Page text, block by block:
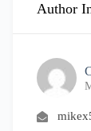
Author